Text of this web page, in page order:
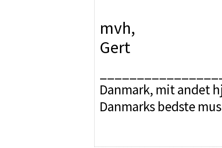
mvh,
Gert
Danmark, mit andet
Danmarks bedste